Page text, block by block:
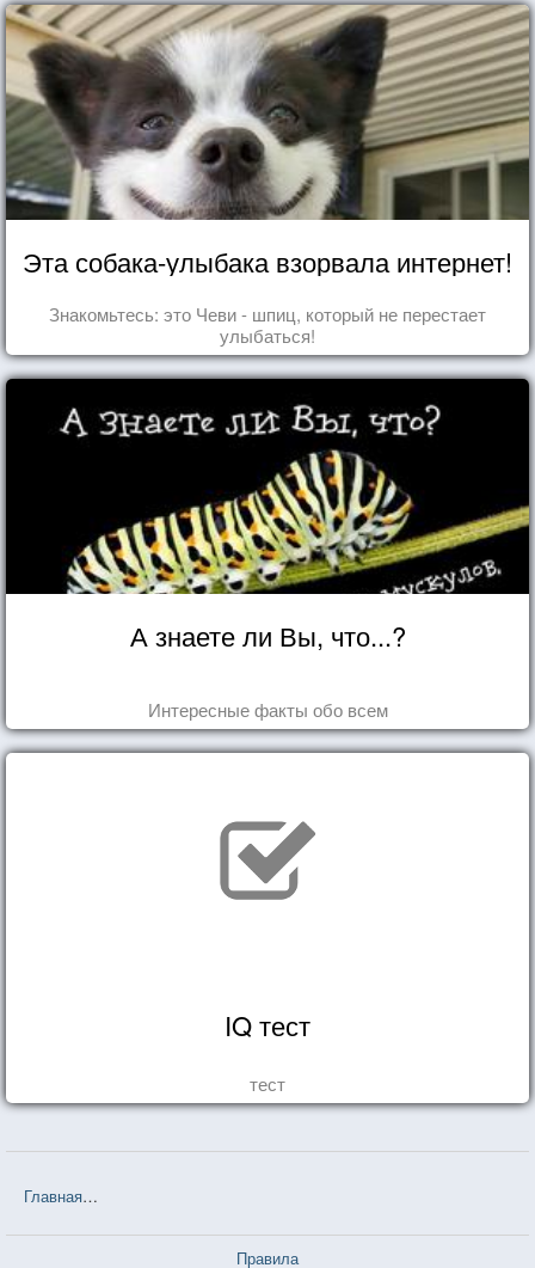
Эта собака-улыбака взорвала интернет!
Знакомьтесь: это Чеви - шпиц, который не перестает
улыбаться!
А знаете ли Вы, что...?
Интересные факты обо всем
IQ тест
тест
Главная
Правила